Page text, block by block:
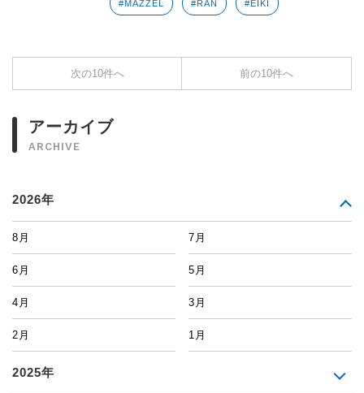
#MAZZEL #RAN #EIKI
次の10件へ 前の10件へ
アーカイブ
ARCHIVE
2026年
8月 7月
6月 5月
4月 3月
2月 1月
2025年